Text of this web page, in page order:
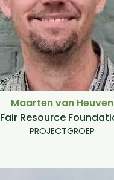
Maarten van Heuven
Fair Resource
PROJECTGROEP